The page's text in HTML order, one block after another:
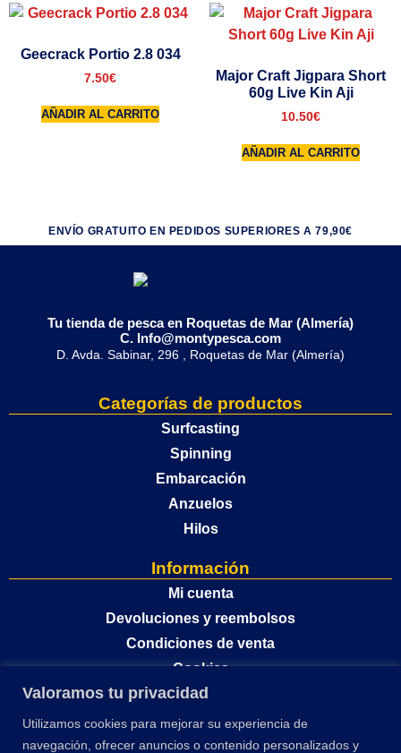
Valoramos tu privacidad
Utilizamos cookies para mejorar su experiencia de
navegación, ofrecer anuncios o contenido personalizados y
Geecrack Portio 2.8 034
7.50€
AÑADIR AL CARRITO
Major Craft Jigpara Short
60g Live Kin Aji
10.50€
AÑADIR AL CARRITO
ENVÍO GRATUITO EN PEDIDOS SUPERIORES A 79,90€
Tu tienda de pesca en Roquetas de Mar (Almería)
C. Info@montypesca.com
D. Avda. Sabinar, 296 , Roquetas de Mar (Almería)
Categorías de productos
Surfcasting
Spinning
Embarcación
Anzuelos
Hilos
Información
Mi cuenta
Devoluciones y reembolsos
Condiciones de venta
Cookies
Política de privacidad